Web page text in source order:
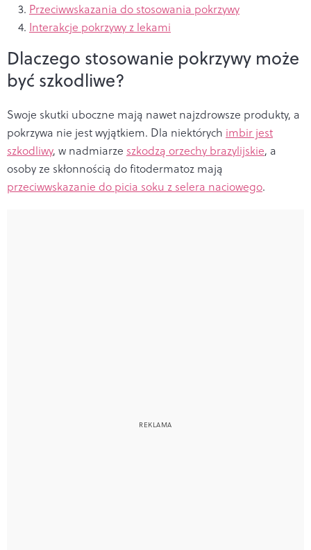
Przeciwwskazania do stosowania pokrzywy
Interakcje pokrzywy z lekami
Dlaczego stosowanie pokrzywy może
być szkodliwe?
Swoje skutki uboczne mają nawet najzdrowsze produkty, a
pokrzywa nie jest wyjątkiem. Dla niektórych imbir jest
szkodliwy, w nadmiarze szkodzą orzechy brazylijskie, a
osoby ze skłonnością do fitodermatoz mają
przeciwwskazanie do picia soku z selera naciowego.